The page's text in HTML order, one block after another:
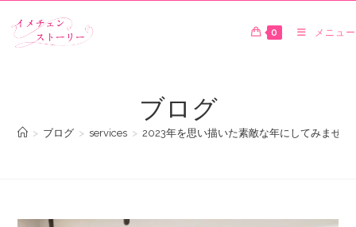
0 メニュー
ブログ
> ブログ > services > 2023年を思い描いた素敵な年にしてみませ